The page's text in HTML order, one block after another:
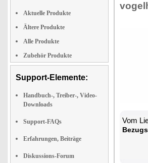
Aktuelle Produkte
Ältere Produkte
Alle Produkte
Zubehör Produkte
Support-Elemente:
Handbuch-, Treiber-, Video-
Downloads
Support-FAQs
Erfahrungen, Beiträge
Diskussions-Forum
Vom